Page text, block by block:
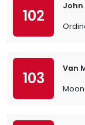
102
John
103
Van